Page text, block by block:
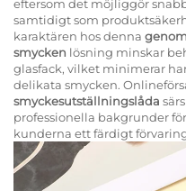
eftersom det möjliggör
samtidigt som
karaktären hos denna
smycken lösning minskar
glasfack, vilket minimerar
delikata smycken.
smyckesutställningslåda
professionella bakgrunder
kunderna ett färdigt